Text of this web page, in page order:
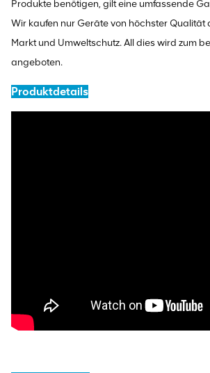
Produkte benötigen, gilt eine umfassende
Wir kaufen nur Geräte von höchster Qualität
Markt und Umweltschutz. All dies wird zum
angeboten.
Produktdetails